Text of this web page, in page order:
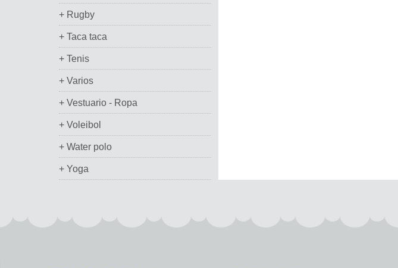
+ Rugby
+ Taca taca
+ Tenis
+ Varios
+ Vestuario - Ropa
+ Voleibol
+ Water polo
+ Yoga